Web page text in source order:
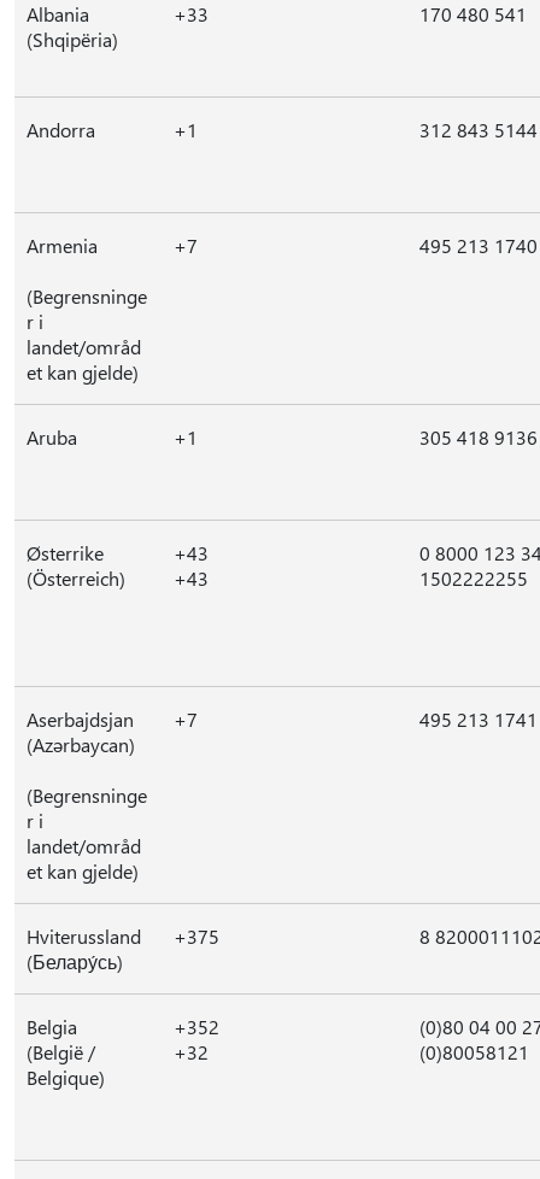
Albania
(Shqipëria)
+33 170 480 541
Andorra +1 312 843 5144
Armenia
(Begrensninge
r i
landet/områd
et kan gjelde)
+7 495 213 1740
Aruba +1 305 418 9136
Østerrike
(Österreich)
+43
+43
0 8000 123
1502222255
Aserbajdsjan
(Azərbaycan)
(Begrensninge
r i
landet/områd
et kan gjelde)
+7 495 213 1741
Hviterussland
(Белару́сь)
+375 8
Belgia
(België /
Belgique)
+352
+32
(0)80 04 00
(0)80058121